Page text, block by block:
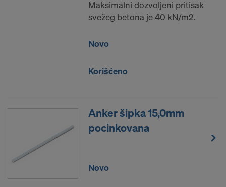
Maksimalni dozvoljeni pritisak
svežeg betona je 40 kN/m2.
Novo
Korišćeno
Anker šipka 15,0mm
pocinkovana
Novo